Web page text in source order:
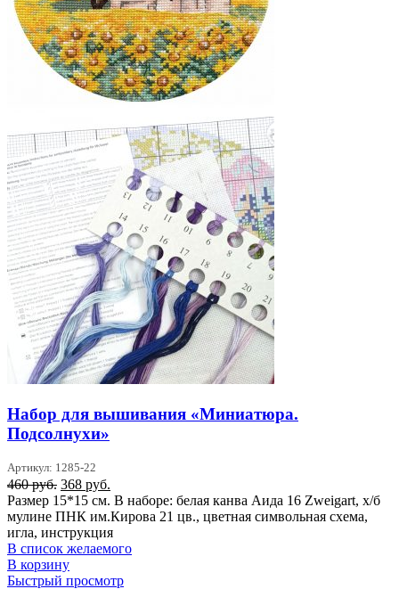
Набор для вышивания «Миниатюра.
Подсолнухи»
Артикул: 1285-22
460руб. Первоначальная
цена
составляла
460 руб..
368 руб.
цена:
368 руб..
Размер 15*15 см. В наборе: белая канва Аида 16 Zweigart, х/б
мулине ПНК им.Кирова 21 цв., цветная символьная схема,
игла, инструкция
В список желаемого
В корзину
Быстрый просмотр